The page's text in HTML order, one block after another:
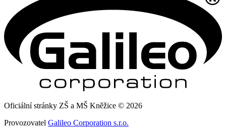
Oficiální stránky ZŠ a MŠ Kněžice © 2026
Provozovatel Galileo Corporation s.r.o.